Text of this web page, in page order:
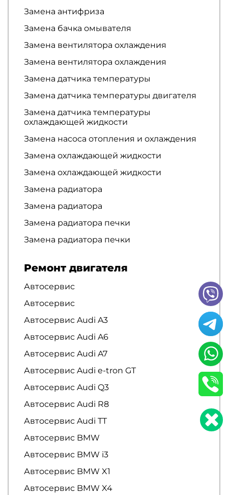
Замена антифриза
Замена бачка омывателя
Замена вентилятора охлаждения
Замена вентилятора охлаждения
Замена датчика температуры
Замена датчика температуры двигателя
Замена датчика температуры
охлаждающей жидкости
Замена насоса отопления и охлаждения
Замена охлаждающей жидкости
Замена охлаждающей жидкости
Замена радиатора
Замена радиатора
Замена радиатора печки
Замена радиатора печки
Ремонт двигателя
Автосервис
Автосервис
Автосервис Audi A3
Автосервис Audi A6
Автосервис Audi A7
Автосервис Audi e-tron GT
Автосервис Audi Q3
Автосервис Audi R8
Автосервис Audi TT
Автосервис BMW
Автосервис BMW i3
Автосервис BMW X1
Автосервис BMW X4